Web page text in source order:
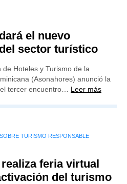
el nuevo
sector turístico
de Hoteles y Turismo de la
(Asonahores) anunció la
tercer encuentro… Leer más
TURISMO RESPONSABLE
feria virtual
del turismo